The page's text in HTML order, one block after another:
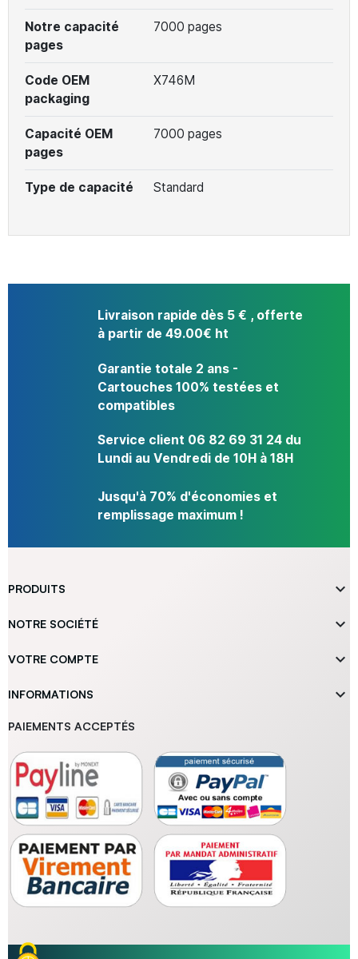
Notre capacité
pages
7000 pages
Code OEM
packaging
X746M
Capacité OEM
pages
7000 pages
Type de capacité Standard
Livraison rapide dès 5 € , offerte
à partir de 49.00€ ht
Garantie totale 2 ans -
Cartouches 100% testées et
compatibles
Service client 06 82 69 31 24 du
Lundi au Vendredi de 10H à 18H
Jusqu'à 70% d'économies et
remplissage maximum !
PRODUITS 
NOTRE SOCIÉTÉ 
VOTRE COMPTE 
INFORMATIONS 
PAIEMENTS ACCEPTÉS